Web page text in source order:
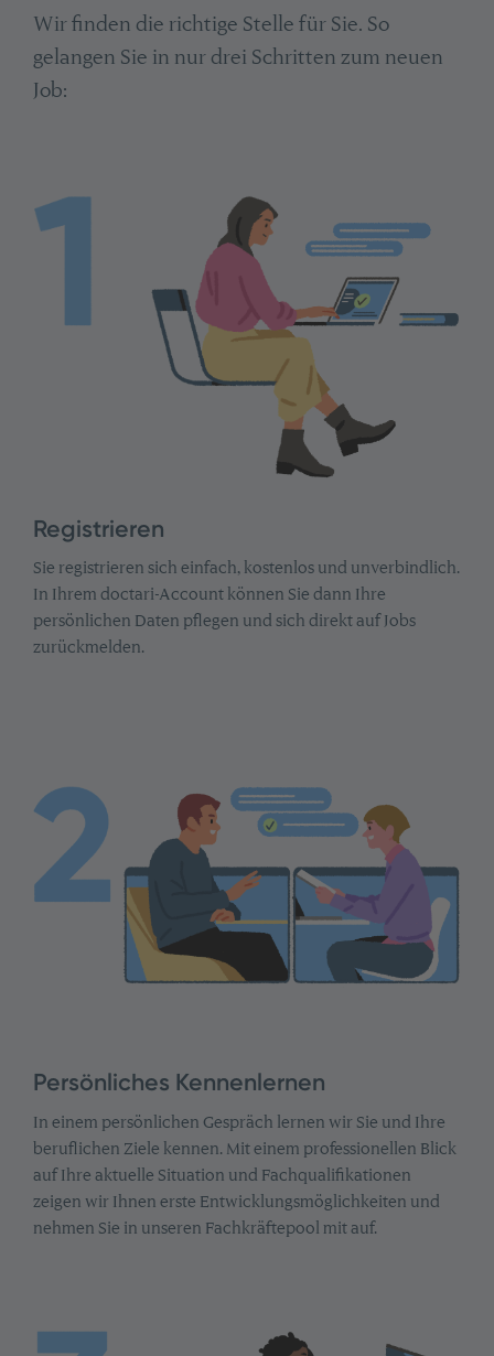
Wir finden die richtige Stelle für Sie. So
gelangen Sie in nur drei Schritten zum neuen
Job:
Registrieren
Sie registrieren sich einfach, kostenlos und unverbindlich.
In Ihrem doctari-Account können Sie dann Ihre
persönlichen Daten pflegen und sich direkt auf Jobs
zurückmelden.
Persönliches Kennenlernen
In einem persönlichen Gespräch lernen wir Sie und Ihre
beruflichen Ziele kennen. Mit einem professionellen Blick
auf Ihre aktuelle Situation und Fachqualifikationen
zeigen wir Ihnen erste Entwicklungsmöglichkeiten und
nehmen Sie in unseren Fachkräftepool mit auf.